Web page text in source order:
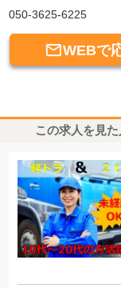
050-3625-6225
WEBで
この求人を見